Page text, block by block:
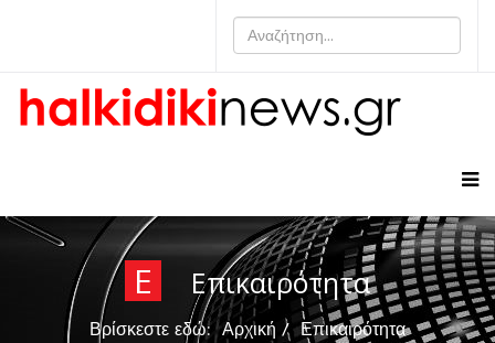
Ε Επικαιρότητα
Βρίσκεστε εδώ:Αρχική
Επικαιρότητα